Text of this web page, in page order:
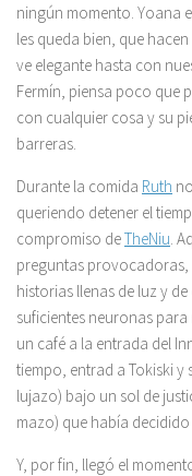
ningún momento. Yoana
les queda bien, que
ve elegante hasta con
Fermín, piensa poco que
con cualquier cosa y su
barreras.
Durante la comida Ruth
queriendo detener el
compromiso deTheNiu .
preguntas provocadoras,
historias llenas de luz y
suficientes neuronas
un café a la entrada del
tiempo, entrad a Tokiski y
lujazo) bajo un sol de
mazo) que había
Y, por fin, llegó el